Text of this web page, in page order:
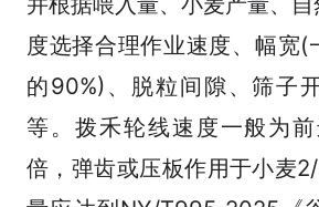
度选择合理作业速度、幅宽(
的90%)、脱粒间隙、筛子
等。拨禾轮线速度一般为前
倍，弹齿或压板作用于小麦